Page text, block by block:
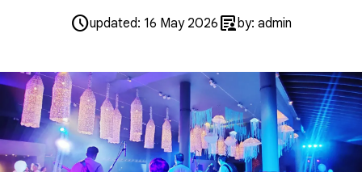
scheduleupdated: 16 May 2026 article_personby: admin